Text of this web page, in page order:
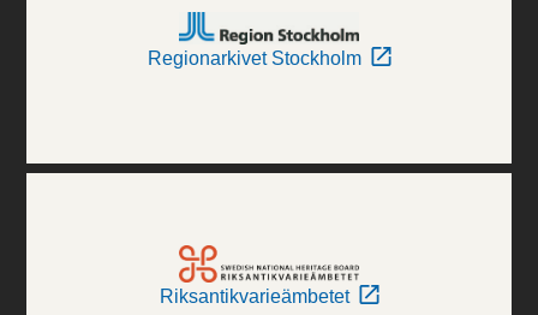
Regionarkivet Stockholm
Riksantikvarieämbetet